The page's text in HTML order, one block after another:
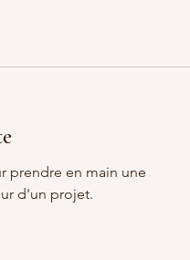
prendre en main une
d'un projet.